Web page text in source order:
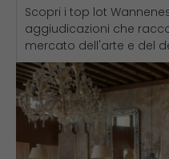
Scopri i top lot
aggiudicazioni che
mercato dell'arte e del